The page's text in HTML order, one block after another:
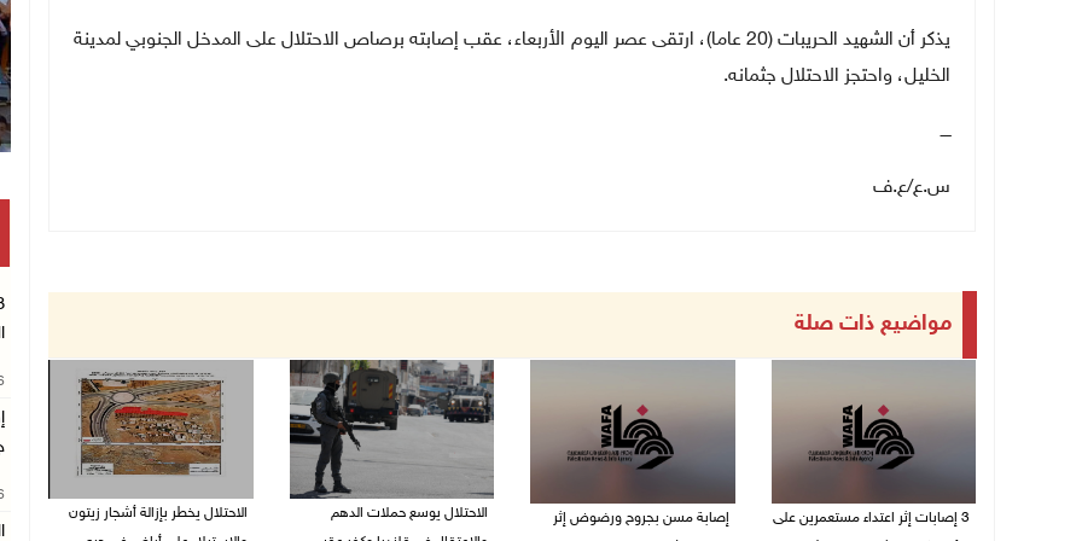
يذكر أن الشهيد الحريبات (20 عاما)، ارتقى عصر اليوم الأربعاء، عقب إصابته برصاص الاحتلال على المدخل الجنوبي لمدينة
الخليل، واحتجز الاحتلال جثمانه.
ــــ
س.ع/ع.ف
مواضيع ذات صلة
‏3 إصابات إثر اعتداء مستعمرين على
إصابة مسن بجروح ورضوض إثر
الاحتلال يوسع حملات الدهم
الاحتلال يخطر بإزالة أشجار زيتون